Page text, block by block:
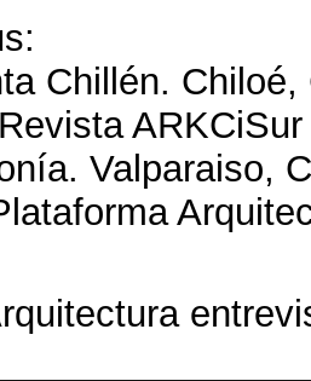
Chillén.
Revista ARKCiSur
. Valparaiso,